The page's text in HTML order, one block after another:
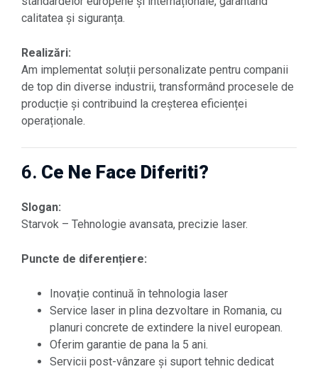
calitatea și siguranța.
Realizări:
Am implementat soluții personalizate pentru companii
de top din diverse industrii, transformând procesele de
producție și contribuind la creșterea eficienței
operaționale.
6. Ce Ne Face Diferiti?
Slogan:
Starvok – Tehnologie avansata, precizie laser.
Puncte de diferențiere:
Inovație continuă în tehnologia laser
Service laser in plina dezvoltare in Romania, cu
planuri concrete de extindere la nivel european.
Oferim garantie de pana la 5 ani.
Servicii post-vânzare și suport tehnic dedicat